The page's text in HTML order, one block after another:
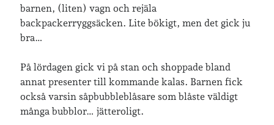
barnen, (liten) vagn och rejäla
backpackerryggsäcken. Lite bökigt, men det gick ju
bra…
På lördagen gick vi på stan och shoppade bland
annat presenter till kommande kalas. Barnen fick
också varsin såpbubbleblåsare som blåste väldigt
många bubblor… jätteroligt.